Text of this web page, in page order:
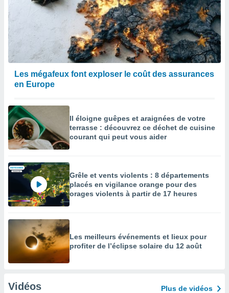
Les mégafeux font exploser le coût des assurances
en Europe
Il éloigne guêpes et araignées de votre
terrasse : découvrez ce déchet de cuisine
courant qui peut vous aider
Grêle et vents violents : 8 départements
placés en vigilance orange pour des
orages violents à partir de 17 heures
Les meilleurs événements et lieux pour
profiter de l’éclipse solaire du 12 août
Vidéos Plus de vidéos